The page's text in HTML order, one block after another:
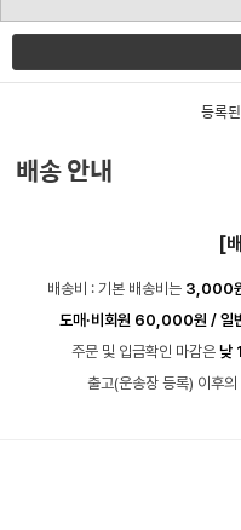
등록
배송 안내
[
배송비 : 기본 배송비는 3,000
도매·비회원 60,000원 /
주문 및 입금확인 마감은 낮
출고(운송장 등록) 이후